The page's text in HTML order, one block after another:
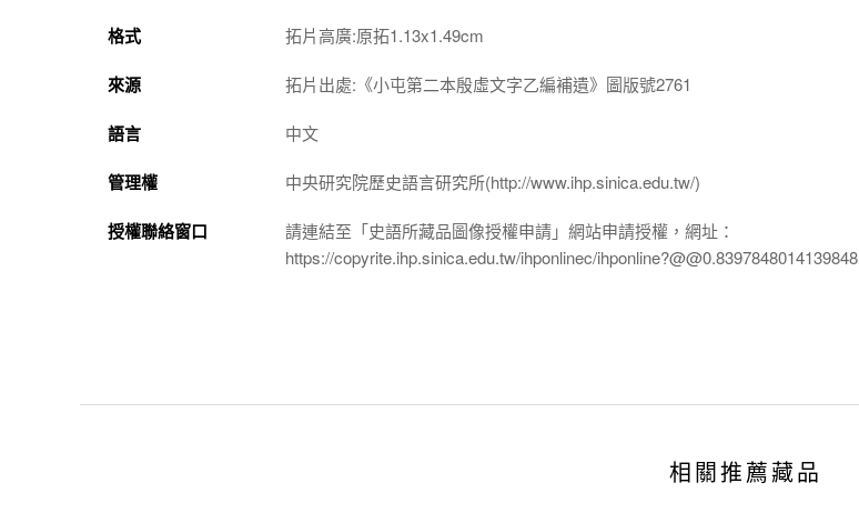
格式 拓片高廣:原拓1.13x1.49cm
來源 拓片出處:《小屯第二本殷虛文字乙編補遺》圖版號2761
語言 中文
管理權 中央研究院歷史語言研究所(http://www.ihp.sinica.edu.tw/)
授權聯絡窗口
請連結至「史語所藏品圖像授權申請」網站申請授權，網址：
https://copyrite.ihp.sinica.edu.tw/ihponlinec/ihponline?@@0.8397848014139848
相關推薦藏品